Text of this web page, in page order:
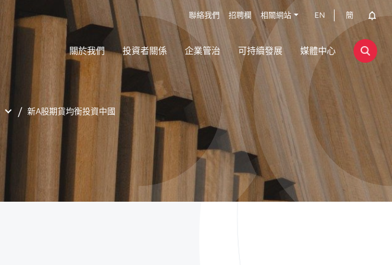
聯絡我們 招聘欄 相關網站 EN 簡
關於我們 投資者關係 企業管治 可持續發展 媒體中心
新A股期貨均衡投資中國